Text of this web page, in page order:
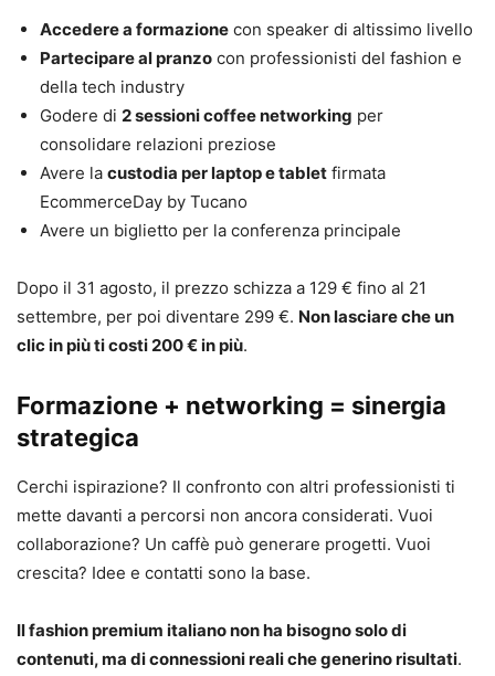
Accedere a formazione con speaker di altissimo livello
Partecipare al pranzo con professionisti del fashion e
della tech industry
Godere di 2 sessioni coffee networking per
consolidare relazioni preziose
Avere la custodia per laptop e tablet firmata
EcommerceDay by Tucano
Avere un biglietto per la conferenza principale
Dopo il 31 agosto, il prezzo schizza a 129 € fino al 21
settembre, per poi diventare 299 €. Non lasciare che un
clic in più ti costi 200 € in più.
Formazione + networking = sinergia
strategica
Cerchi ispirazione? Il confronto con altri professionisti ti
mette davanti a percorsi non ancora considerati. Vuoi
collaborazione? Un caffè può generare progetti. Vuoi
crescita? Idee e contatti sono la base.
Il fashion premium italiano non ha bisogno solo di
contenuti, ma di connessioni reali che generino risultati.